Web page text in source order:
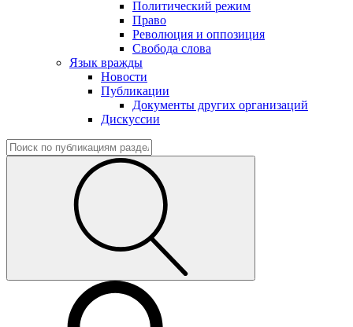
Политический режим
Право
Революция и оппозиция
Свобода слова
Язык вражды
Новости
Публикации
Документы других организаций
Дискуссии